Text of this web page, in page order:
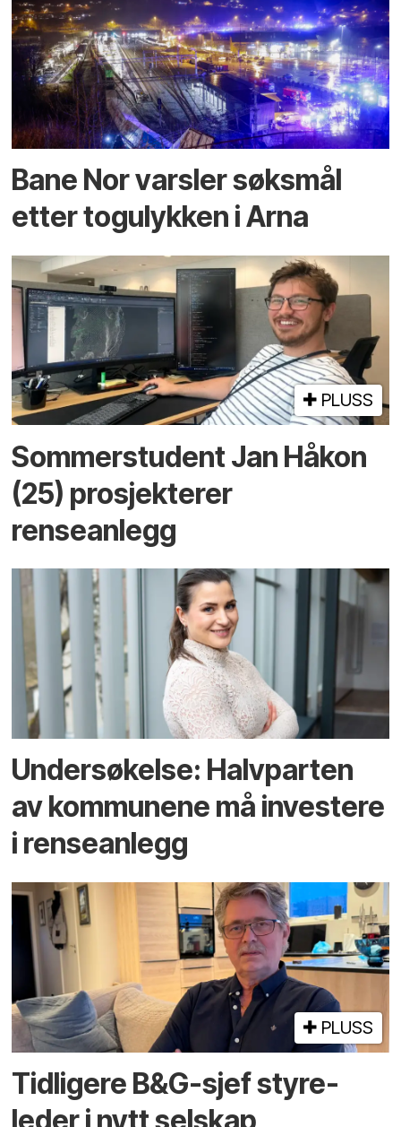
Bane Nor varsler søksmål
etter togulykken i Arna
PLUSS
Sommerstudent Jan Håkon
(25) prosjekterer
renseanlegg
Undersøkelse: Halv­parten
av kommunene må investere
i rense­anlegg
PLUSS
Tidligere B&G-sjef styre­